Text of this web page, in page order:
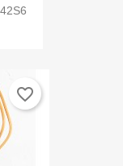
favorite_border